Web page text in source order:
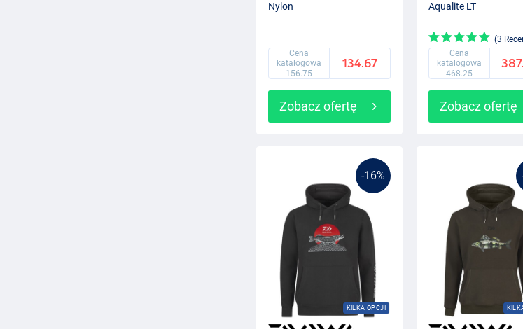
Nylon
Cena
katalogowa
156.75
134.67
Zobacz ofertę
Aqualite LT
(3
Cena
katalogowa
468.25
Zobacz ofertę
-16%
KILKA OPCJI